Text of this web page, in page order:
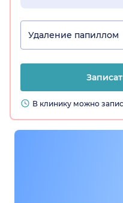
Удаление папиллом
В клинику можно